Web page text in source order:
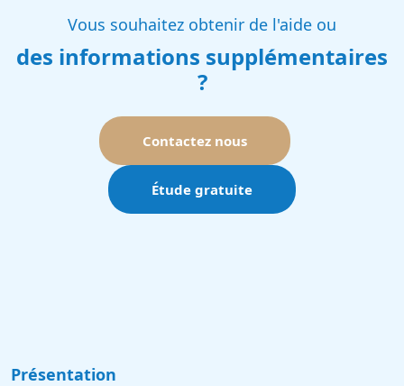
Vous souhaitez obtenir de l'aide ou
des informations supplémentaires
?
Contactez nous
Étude gratuite
Présentation